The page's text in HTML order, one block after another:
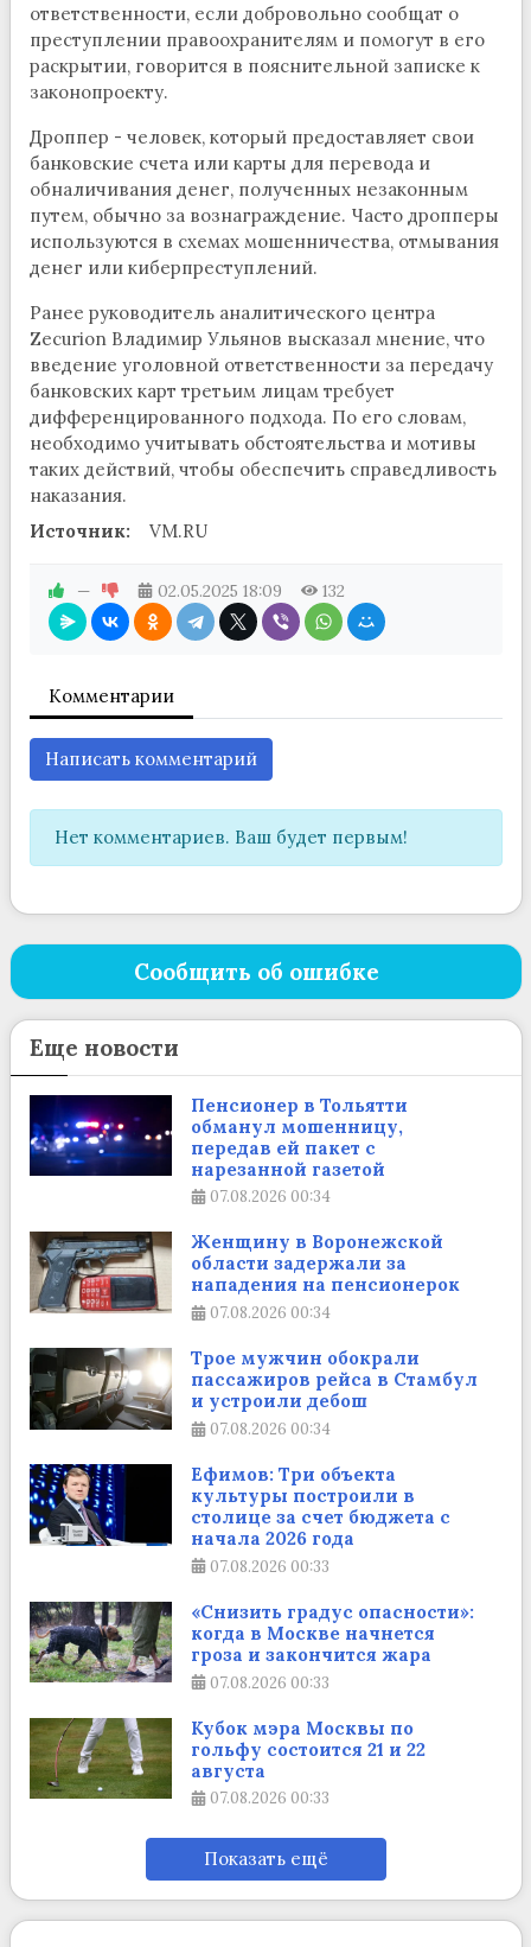
ответственности, если добровольно сообщат о
преступлении правоохранителям и помогут в его
раскрытии, говорится в пояснительной записке к
законопроекту.
Дроппер - человек, который предоставляет свои
банковские счета или карты для перевода и
обналичивания денег, полученных незаконным
путем, обычно за вознаграждение. Часто дропперы
используются в схемах мошенничества, отмывания
денег или киберпреступлений.
Ранее руководитель аналитического центра
Zecurion Владимир Ульянов высказал мнение, что
введение уголовной ответственности за передачу
банковских карт третьим лицам требует
дифференцированного подхода. По его словам,
необходимо учитывать обстоятельства и мотивы
таких действий, чтобы обеспечить справедливость
наказания.
Источник:
VM.RU
— 02.05.2025 18:09 132
Комментарии
Написать комментарий
Нет комментариев. Ваш будет первым!
Сообщить об ошибке
Еще новости
Пенсионер в Тольятти
обманул мошенницу,
передав ей пакет с
нарезанной газетой
07.08.2026 00:34
Женщину в Воронежской
области задержали за
нападения на пенсионерок
07.08.2026 00:34
Трое мужчин обокрали
пассажиров рейса в Стамбул
и устроили дебош
07.08.2026 00:34
Ефимов: Три объекта
культуры построили в
столице за счет бюджета с
начала 2026 года
07.08.2026 00:33
«Снизить градус опасности»:
когда в Москве начнется
гроза и закончится жара
07.08.2026 00:33
Кубок мэра Москвы по
гольфу состоится 21 и 22
августа
07.08.2026 00:33
Показать ещё